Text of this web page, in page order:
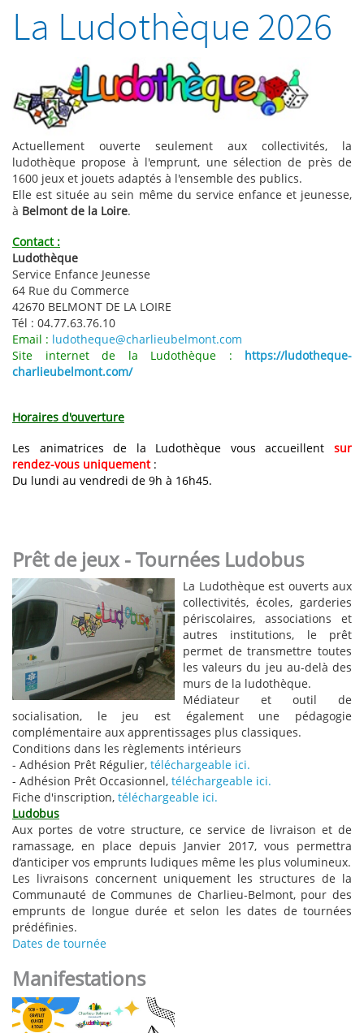
La Ludothèque 2026
Actuellement ouverte seulement aux collectivités, la
ludothèque propose à l'emprunt, une sélection de près de
1600 jeux et jouets adaptés à l'ensemble des publics.
Elle est située au sein même du service enfance et jeunesse,
à Belmont de la Loire.
Contact :
Ludothèque
Service Enfance Jeunesse
64 Rue du Commerce
42670 BELMONT DE LA LOIRE
Tél : 04.77.63.76.10
Email : ludotheque@charlieubelmont.com
Site internet de la Ludothèque :
https://ludotheque-
charlieubelmont.com/
Horaires d'ouverture
Les animatrices de la Ludothèque vous accueillent sur
rendez-vous uniquement :
Du lundi au vendredi de 9h à 16h45.
Prêt de jeux - Tournées Ludobus
La Ludothèque est ouverts aux
collectivités, écoles, garderies
périscolaires, associations et
autres institutions, le prêt
permet de transmettre toutes
les valeurs du jeu au-delà des
murs de la ludothèque.
Médiateur et outil de
socialisation, le jeu est également une pédagogie
complémentaire aux apprentissages plus classiques.
Conditions dans les règlements intérieurs
- Adhésion Prêt Régulier, téléchargeable ici.
- Adhésion Prêt Occasionnel, téléchargeable ici.
Fiche d'inscription, téléchargeable ici.
Ludobus
Aux portes de votre structure, ce service de livraison et de
ramassage, en place depuis Janvier 2017, vous permettra
d’anticiper vos emprunts ludiques même les plus volumineux.
Les livraisons concernent uniquement les structures de la
Communauté de Communes de Charlieu-Belmont, pour des
emprunts de longue durée et selon les dates de tournées
prédéfinies.
Dates de tournée
Manifestations